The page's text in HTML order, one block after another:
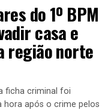
do 1º BPM
casa e
norte
ficha criminal foi
hora após o crime pelos